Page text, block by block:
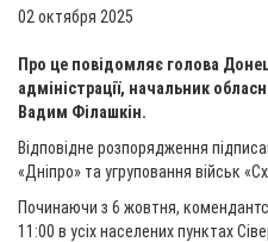
02 октября 2025
Про це повідомляє голова
адміністрації, начальник
Вадим Філашкін.
Відповідне розпорядження
«Дніпро» та угруповання військ
Починаючи з 6 жовтня,
11:00 в усіх населених пунктах